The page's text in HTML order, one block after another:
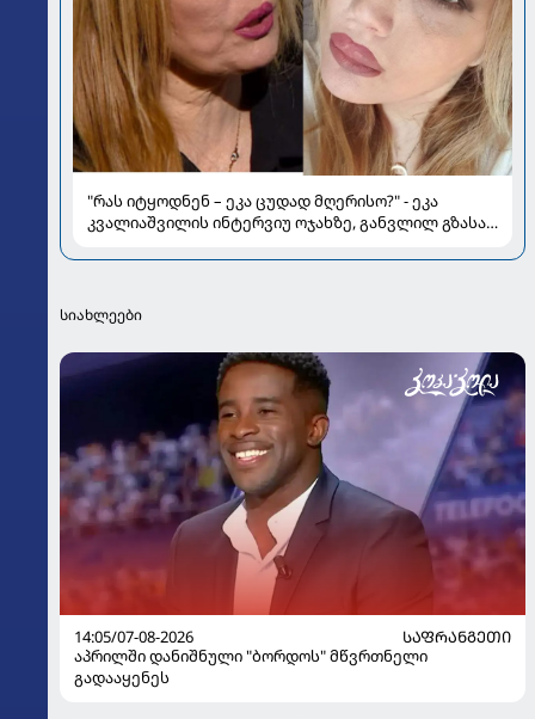
"რას იტყოდნენ – ეკა ცუდად მღერისო?" - ეკა
კვალიაშვილის ინტერვიუ ოჯახზე, განვლილ გზასა
სიახლეები
14:05/07-08-2026
ᲡᲐᲤᲠᲐᲜᲒᲔᲗᲘ
აპრილში დანიშნული "ბორდოს" მწვრთნელი
გადააყენეს